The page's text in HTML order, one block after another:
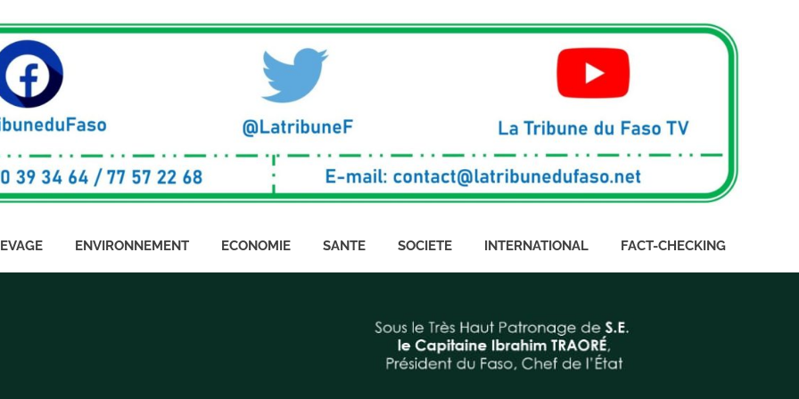
ENVIRONNEMENT ECONOMIE SANTE SOCIETE INTERNATIONAL FACT-CHECKING